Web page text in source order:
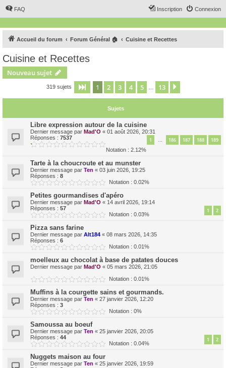
FAQ Connexion
Inscription
Accueil du forum Forum Général 🏠 Cuisine et Recettes
Cuisine et Recettes
Nouveau sujet
319 sujets Page 1sur13
1 2 3 4 5 13
Sujets
Libre expression autour de la cuisine
Dernier message par Mad'O « 01 août 2026, 20:31
Réponses : 7537 1 … 186 187 188 189
Notation : 2.12%
Tarte à la choucroute et au munster
Dernier message par Ten « 03 juin 2026, 19:25
Réponses : 8
Notation : 0.02%
Petites gourmandises d'apéro
Dernier message par Mad'O « 14 avril 2026, 19:14
Réponses : 57 1 2
Notation : 0.03%
Pizza sans farine
Dernier message par Alt184 « 08 mars 2026, 14:35
Réponses : 6
Notation : 0.01%
moelleux au chocolat à base de patates douces
Dernier message par Mad'O « 05 mars 2026, 21:05
Notation : 0.01%
Muffins à la courgette sains et gourmands.
Dernier message par Ten « 27 janvier 2026, 12:20
Réponses : 3
Notation : 0%
Samoussa au boeuf
Dernier message par Ten « 25 janvier 2026, 20:05
Réponses : 44 1 2
Notation : 0.04%
Nuggets maison au four
Dernier message par Ten « 25 janvier 2026, 19:59